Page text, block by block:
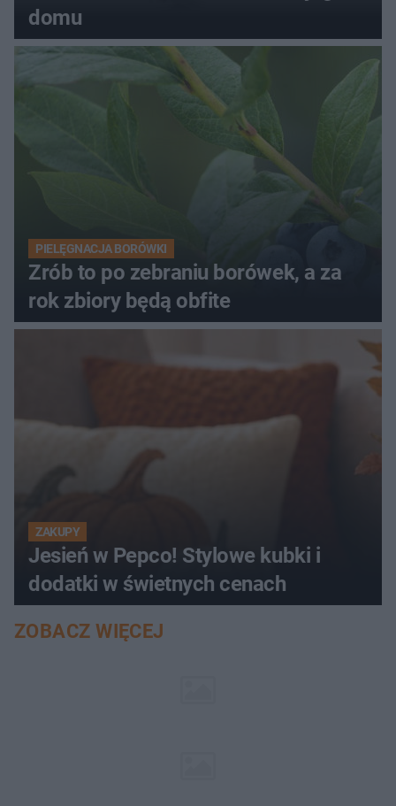
domu
PIELĘGNACJA BORÓWKI
Zrób to po zebraniu borówek, a za
rok zbiory będą obfite
ZAKUPY
Jesień w Pepco! Stylowe kubki i
dodatki w świetnych cenach
ZOBACZ WIĘCEJ